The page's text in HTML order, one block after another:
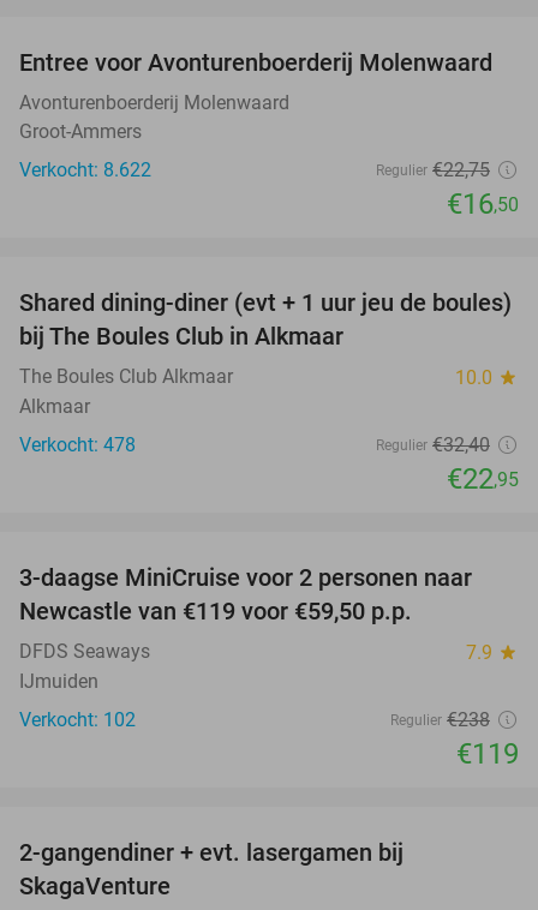
27%
Entree voor Avonturenboerderij Molenwaard
Avonturenboerderij Molenwaard
Groot-Ammers
Verkocht: 8.622
Regulier €22,75
€16,50
29%
Shared dining-diner (evt + 1 uur jeu de boules)
bij The Boules Club in Alkmaar
The Boules Club Alkmaar 10.0 star
Alkmaar
Verkocht: 478
Regulier €32,40
€22,95
50%
3-daagse MiniCruise voor 2 personen naar
Newcastle van €119 voor €59,50 p.p.
DFDS Seaways 7.9 star
IJmuiden
Verkocht: 102
Regulier €238
€119
2-gangendiner + evt. lasergamen bij
SkagaVenture